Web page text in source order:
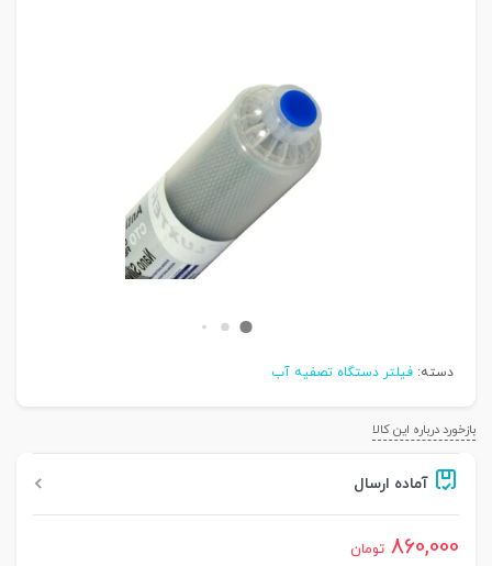
دسته: فیلتر دستگاه تصفیه آب
بازخورد درباره این کالا
آماده ارسال
860,000 تومان